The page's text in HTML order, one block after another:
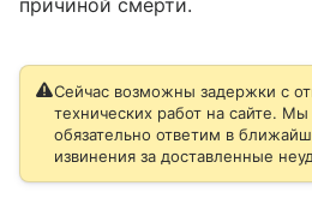
причиной смерти.
Сейчас возможны задержки с
технических работ на сайте.
обязательно ответим в
извинения за доставленные